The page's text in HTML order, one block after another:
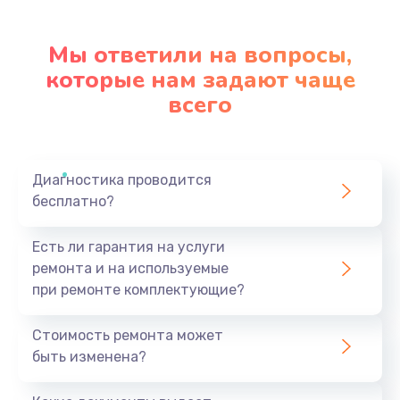
Заказать
Ремонт / замена кнопок, клавиш, индикаторов,
Заказать
1400 руб.
Заказать
1400 руб.
Мы ответили на вопросы,
которые нам задают чаще
всего
Диагностика проводится
бесплатно?
Есть ли гарантия на услуги
ремонта и на используемые
при ремонте комплектующие?
Стоимость ремонта может
быть изменена?